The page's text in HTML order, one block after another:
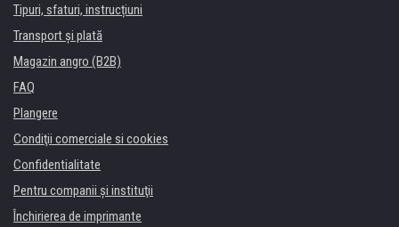
Tipuri, sfaturi, instrucțiuni
Transport şi plată
Magazin angro (B2B)
FAQ
Plangere
Condiţii comerciale si cookies
Confidentialitate
Pentru companii și instituţii
Închirierea de imprimante